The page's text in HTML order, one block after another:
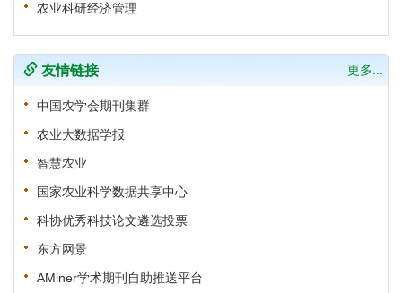
农业科研经济管理
友情链接 更多...
中国农学会期刊集群
农业大数据学报
智慧农业
国家农业科学数据共享中心
科协优秀科技论文遴选投票
东方网景
AMiner学术期刊自助推送平台